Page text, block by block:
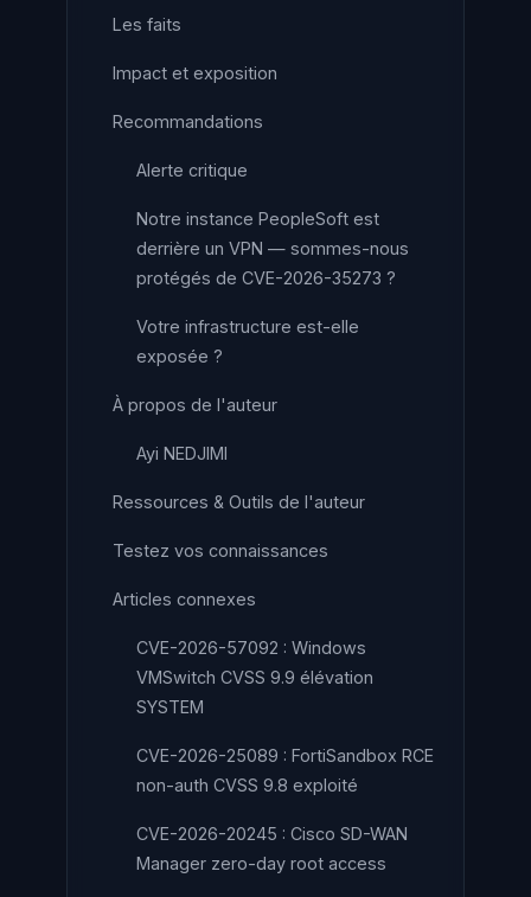
Les faits
Impact et exposition
Recommandations
Alerte critique
Notre instance PeopleSoft est
derrière un VPN — sommes-nous
protégés de CVE-2026-35273 ?
Votre infrastructure est-elle
exposée ?
À propos de l'auteur
Ayi NEDJIMI
Ressources & Outils de l'auteur
Testez vos connaissances
Articles connexes
CVE-2026-57092 : Windows
VMSwitch CVSS 9.9 élévation
SYSTEM
CVE-2026-25089 : FortiSandbox RCE
non-auth CVSS 9.8 exploité
CVE-2026-20245 : Cisco SD-WAN
Manager zero-day root access